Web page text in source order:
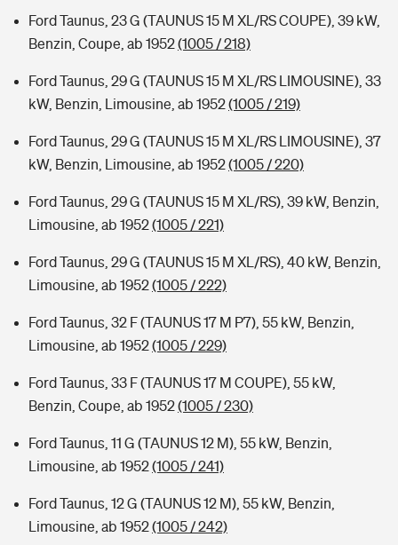
Ford Taunus, 23 G (TAUNUS 15 M XL/RS COUPE), 39 kW,
Benzin, Coupe, ab 1952(1005 / 218)
Ford Taunus, 29 G (TAUNUS 15 M XL/RS LIMOUSINE), 33
kW, Benzin, Limousine, ab 1952(1005 / 219)
Ford Taunus, 29 G (TAUNUS 15 M XL/RS LIMOUSINE), 37
kW, Benzin, Limousine, ab 1952(1005 / 220)
Ford Taunus, 29 G (TAUNUS 15 M XL/RS), 39 kW, Benzin,
Limousine, ab 1952(1005 / 221)
Ford Taunus, 29 G (TAUNUS 15 M XL/RS), 40 kW, Benzin,
Limousine, ab 1952(1005 / 222)
Ford Taunus, 32 F (TAUNUS 17 M P7), 55 kW, Benzin,
Limousine, ab 1952(1005 / 229)
Ford Taunus, 33 F (TAUNUS 17 M COUPE), 55 kW,
Benzin, Coupe, ab 1952(1005 / 230)
Ford Taunus, 11 G (TAUNUS 12 M), 55 kW, Benzin,
Limousine, ab 1952(1005 / 241)
Ford Taunus, 12 G (TAUNUS 12 M), 55 kW, Benzin,
Limousine, ab 1952(1005 / 242)